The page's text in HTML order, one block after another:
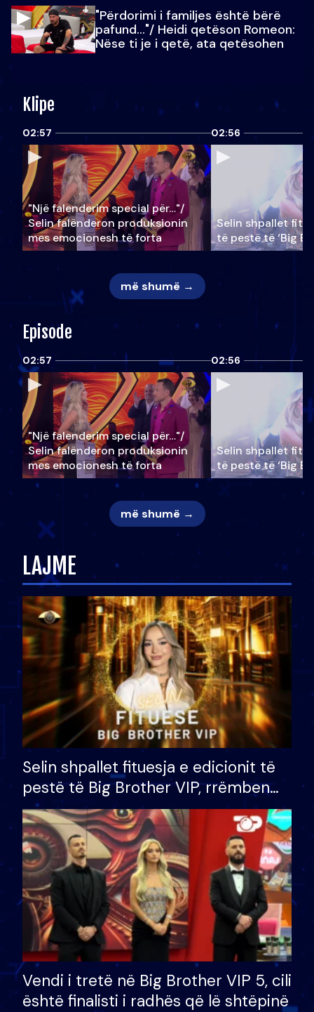
"Përdorimi i familjes është bërë
pafund…"/ Heidi qetëson Romeon:
Nëse ti je i qetë, ata qetësohen
Klipe
02:57
"Një falenderim special për…"/
Selin falënderon produksionin
mes emocionesh të forta
02:56
Selin shpallet
të pestë të ‘Big
më shumë →
Episode
02:57
"Një falenderim special për…"/
Selin falënderon produksionin
mes emocionesh të forta
02:56
Selin shpallet
të pestë të ‘Big
më shumë →
LAJME
Selin shpallet fituesja e edicionit të
pestë të Big Brother VIP, rrëmben
çmimin e madh prej 100 mijë eurosh
Vendi i tretë në Big Brother VIP 5, cili
është finalisti i radhës që lë shtëpinë